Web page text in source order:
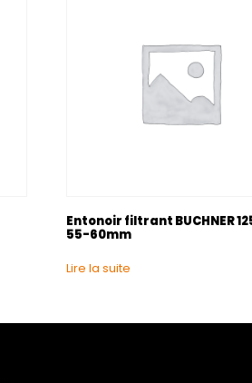
Entonoir filtrant BUCHNER
55-60mm
Lire la suite